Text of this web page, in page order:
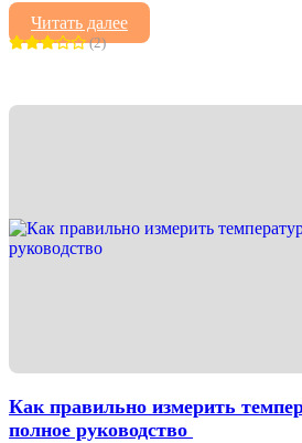
Читать далее
(2)
Как правильно измерить
полное руководство ️